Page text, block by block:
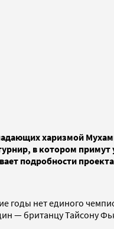
харизмой
в котором примут
подробности
годы нет единого
— британцу Тайсону